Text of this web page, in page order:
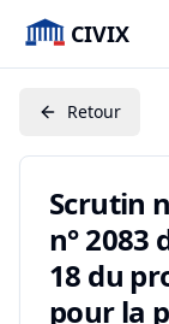
CIVIX
Retour
Scrutin
n° 2083
18 du
pour la